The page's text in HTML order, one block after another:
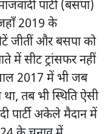
पार्टी (बसपा)
2019 के
जीतीं और बसपा को
में सीट ट्रांसफर नहीं
2017 में भी जब
तब भी स्थिति ऐसी
पार्टी अकेले मैदान में